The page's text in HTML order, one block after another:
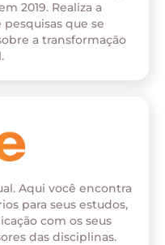
2019. Realiza a
que se
a transformação
Aqui você encontra
para seus estudos,
com os seus
das disciplinas.